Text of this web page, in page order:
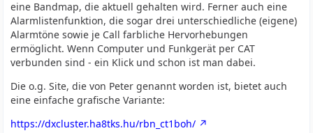
eine Bandmap, die aktuell gehalten wird. Ferner auch eine
Alarmlistenfunktion, die sogar drei unterschiedliche (eigene)
Alarmtöne sowie je Call farbliche Hervorhebungen
ermöglicht. Wenn Computer und Funkgerät per CAT
verbunden sind - ein Klick und schon ist man dabei.
Die o.g. Site, die von Peter genannt worden ist, bietet auch
eine einfache grafische Variante:
https://dxcluster.ha8tks.hu/rbn_ct1boh/